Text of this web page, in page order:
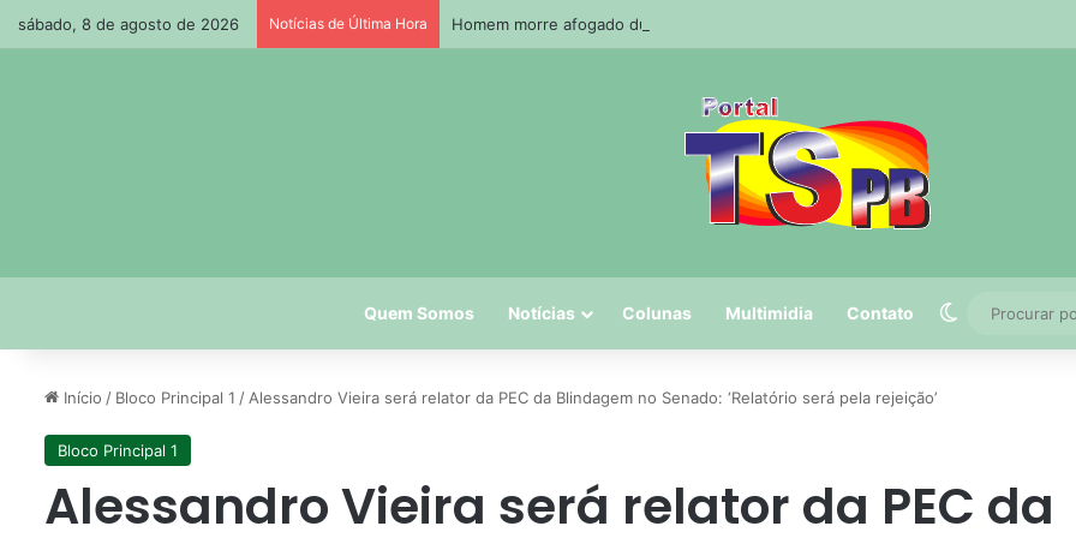
sábado, 8 de agosto de 2026 Notícias de Última Hora Homem morre afogado durante pescaria em açude no agreste paraibano
Quem Somos Notícias Colunas Multimidia Contato Switch skin
Início / Bloco Principal 1 / Alessandro Vieira será relator da PEC da Blindagem no Senado: ‘Relatório será pela rejeição’
Bloco Principal 1
Alessandro Vieira será relator da PEC da